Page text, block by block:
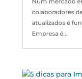
colaboradores
atualizados é
Empresa é...